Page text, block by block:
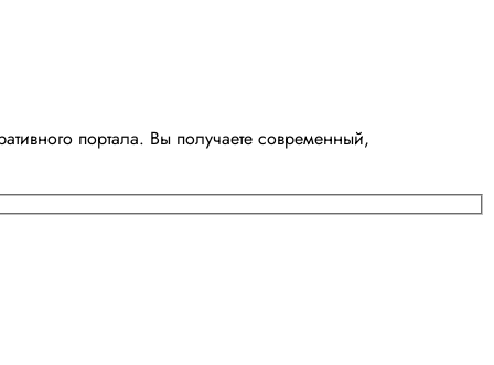
портала. Вы получаете современный,